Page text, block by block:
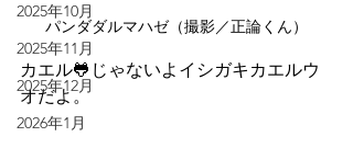
2025年10月
2025年11月
2025年12月
2026年1月
パンダダルマハゼ（撮影／正論くん）
カエル🐸じゃないよイシガキカエルウ
オだよ。